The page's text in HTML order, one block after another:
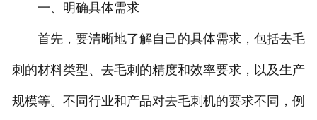
联系我们
一、明确具体需求
首先，要清晰地了解自己的具体需求，包括去毛
刺的材料类型、去毛刺的精度和效率要求，以及生产
规模等。不同行业和产品对去毛刺机的要求不同，例